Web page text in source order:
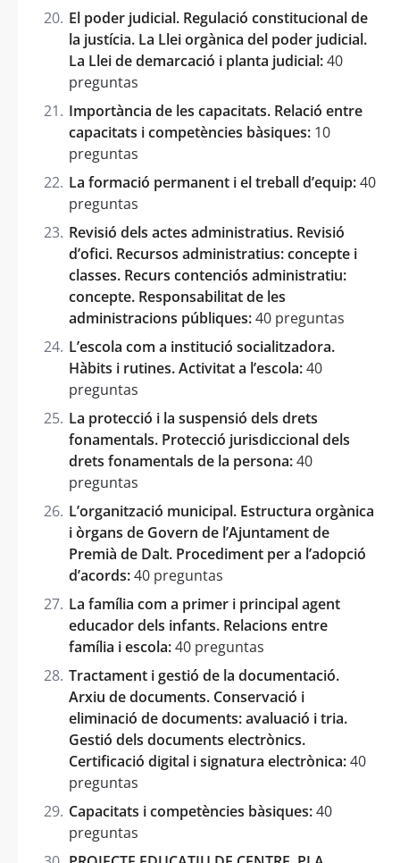
El poder judicial. Regulació constitucional de
la justícia. La Llei orgànica del poder judicial.
La Llei de demarcació i planta judicial:40
preguntas
Importància de les capacitats. Relació entre
capacitats i competències bàsiques: 10
preguntas
La formació permanent i el treball d’equip:40
preguntas
Revisió dels actes administratius. Revisió
d’ofici. Recursos administratius: concepte i
classes. Recurs contenciós administratiu:
concepte. Responsabilitat de les
administracions públiques:40 preguntas
L’escola com a institució socialitzadora.
Hàbits i rutines. Activitat a l’escola:40
preguntas
La protecció i la suspensió dels drets
fonamentals. Protecció jurisdiccional dels
drets fonamentals de la persona:40
preguntas
L’organització municipal. Estructura orgànica
i òrgans de Govern de l’Ajuntament de
Premià de Dalt. Procediment per a l’adopció
d’acords:40 preguntas
La família com a primer i principal agent
educador dels infants. Relacions entre
família i escola:40 preguntas
Tractament i gestió de la documentació.
Arxiu de documents. Conservació i
eliminació de documents: avaluació i tria.
Gestió dels documents electrònics.
Certificació digital i signatura electrònica:40
preguntas
Capacitats i competències bàsiques:40
preguntas